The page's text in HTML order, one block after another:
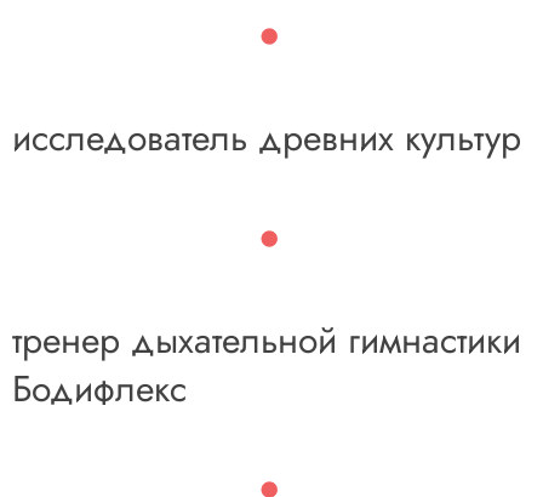
исследователь древних культур
тренер дыхательной гимнастики
Бодифлекс